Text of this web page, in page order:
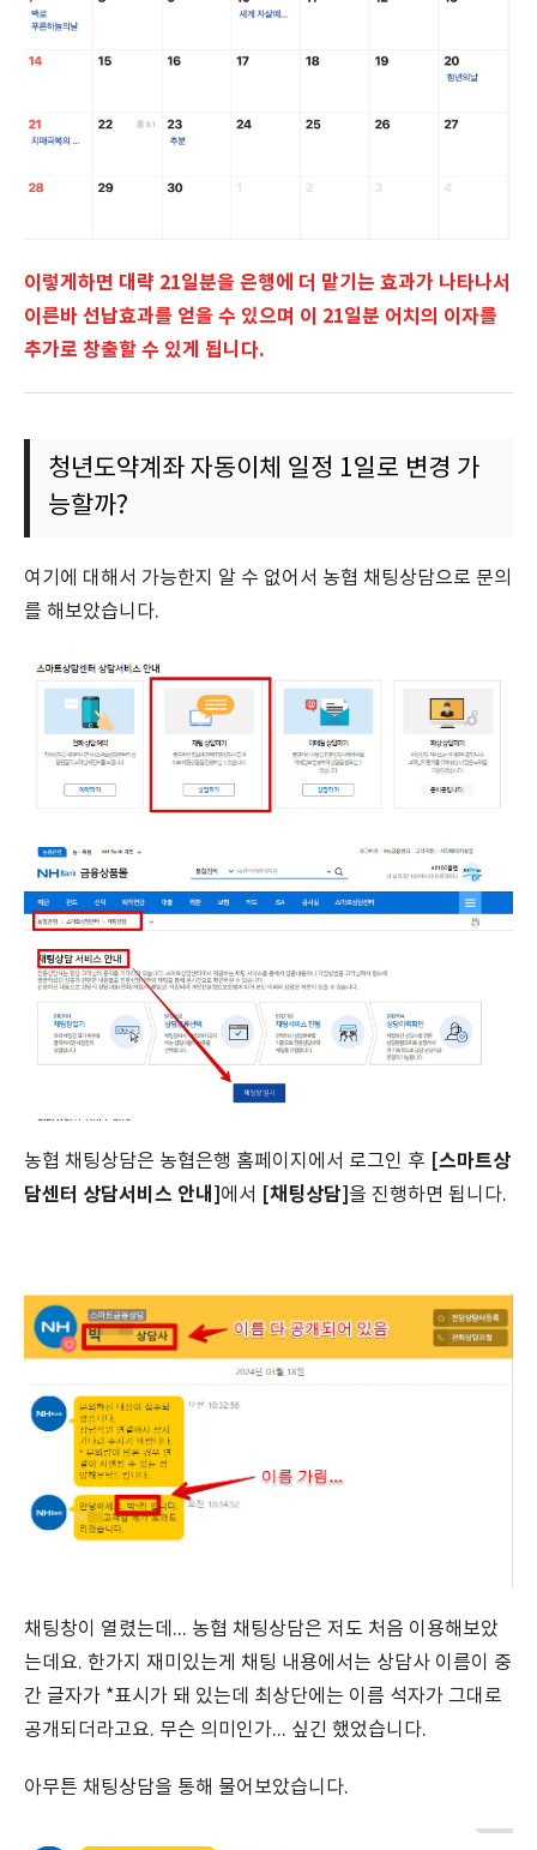
이렇게하면 대략 21일분을 은행에 더 맡기는 효과가 나타나서
이른바 선납효과를 얻을 수 있으며 이 21일분 어치의 이자를
추가로 창출할 수 있게 됩니다.
청년도약계좌 자동이체 일정 1일로 변경 가
능할까?
여기에 대해서 가능한지 알 수 없어서 농협 채팅상담으로 문의
를 해보았습니다.
농협 채팅상담은 농협은행 홈페이지에서 로그인 후 [스마트상
담센터 상담서비스 안내] 에서 [채팅상담] 을 진행하면 됩니다.
채팅창이 열렸는데... 농협 채팅상담은 저도 처음 이용해보았
는데요. 한가지 재미있는게 채팅 내용에서는 상담사 이름이 중
간 글자가 *표시가 돼 있는데 최상단에는 이름 석자가 그대로
공개되더라고요. 무슨 의미인가... 싶긴 했었습니다.
아무튼 채팅상담을 통해 물어보았습니다.